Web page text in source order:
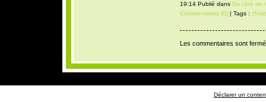
19:14 Publié dans Du côté de
Commentaires (0)| Tags :
Les commentaires sont
Déclarer un